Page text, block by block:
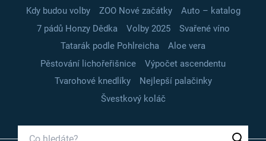
Kdy budou volby
ZOO Nové začátky
Auto – katalog
7 pádů Honzy Dědka
Volby 2025
Svařené víno
Tatarák podle Pohlreicha
Aloe vera
Pěstování lichořeřišnice
Výpočet ascendentu
Tvarohové knedlíky
Nejlepší palačinky
Švestkový koláč